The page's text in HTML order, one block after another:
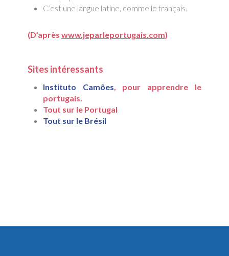
C’est une langue latine, comme le français.
(D’après www.jeparleportugais.com)
Sites intéressants
Instituto Camões, pour apprendre le
portugais.
Tout sur le Portugal
Tout sur le Brésil